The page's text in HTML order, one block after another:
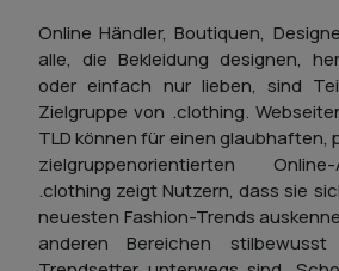
Online Händler, Boutiquen,
alle, die Bekleidung designen,
oder einfach nur lieben, sind
Zielgruppe von .clothing.
TLD können für einen glaubhaften,
zielgruppenorientierten
.clothing zeigt Nutzern, dass sie
neuesten Fashion-Trends
anderen Bereichen